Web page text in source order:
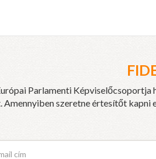
Parlamenti
Amennyiben szeretne értesítőt